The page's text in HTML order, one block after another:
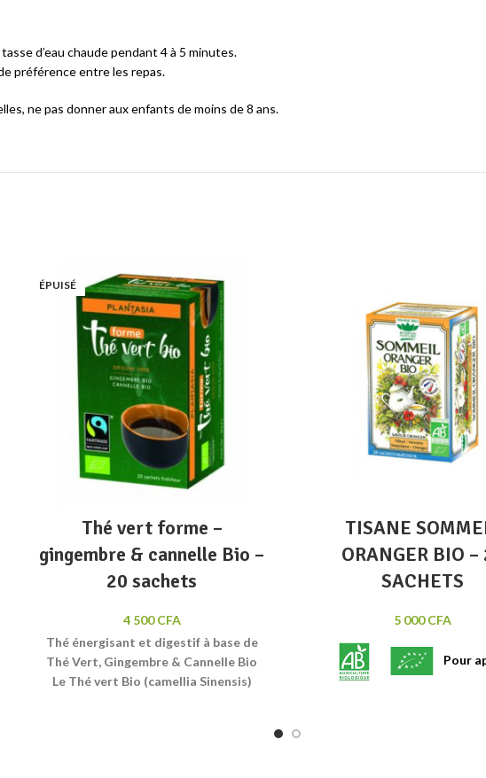
d’eau chaude pendant 4 à 5 minutes.
préférence entre les repas.
ne pas donner aux enfants de moins de 8 ans.
ÉPUISÉ
Thé vert forme –
gingembre & cannelle Bio –
20 sachets
4 500CFA
Thé énergisant et digestif à base de
Thé Vert, Gingembre & Cannelle Bio
Le Thé vert Bio (camellia Sinensis)
Add to wishlist
Lire la suite
Quick view
TISANE
ORANGER BIO –
SACHETS
5 000CFA
Pour